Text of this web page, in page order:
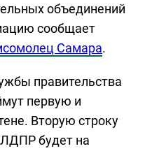
объединений
сообщает
Самара.
правительства
первую и
Вторую строку
ЛДПР будет на